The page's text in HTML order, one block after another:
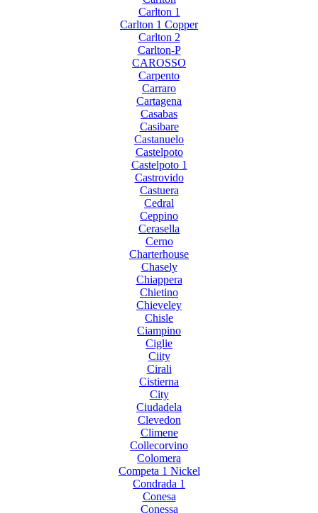
Carlton 1
Carlton 1 Copper
Carlton 2
Carlton-P
CAROSSO
Carpento
Carraro
Cartagena
Casabas
Casibare
Castanuelo
Castelpoto
Castelpoto 1
Castrovido
Castuera
Cedral
Ceppino
Cerasella
Cerno
Charterhouse
Chasely
Chiappera
Chietino
Chieveley
Chisle
Ciampino
Ciglie
Ciity
Cirali
Cistierna
City
Ciudadela
Clevedon
Climene
Collecorvino
Colomera
Competa 1 Nickel
Condrada 1
Conesa
Conessa